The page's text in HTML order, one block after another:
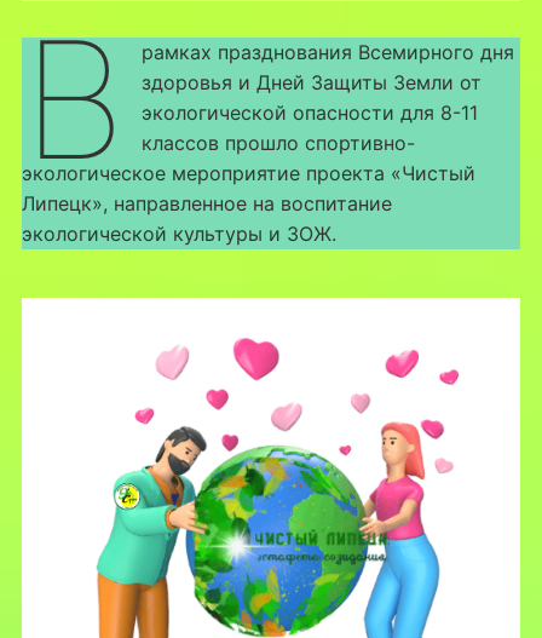
В
рамках празднования Всемирного дня
здоровья и Дней Защиты Земли от
экологической опасности для 8-11
классов прошло спортивно-
экологическое мероприятие проекта «Чистый
Липецк», направленное на воспитание
экологической культуры и ЗОЖ.